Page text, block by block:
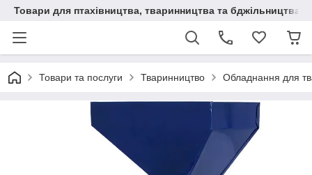
Товари для птахівництва, тваринництва та бджільництва
Товари та послуги Тваринництво Обладнання для